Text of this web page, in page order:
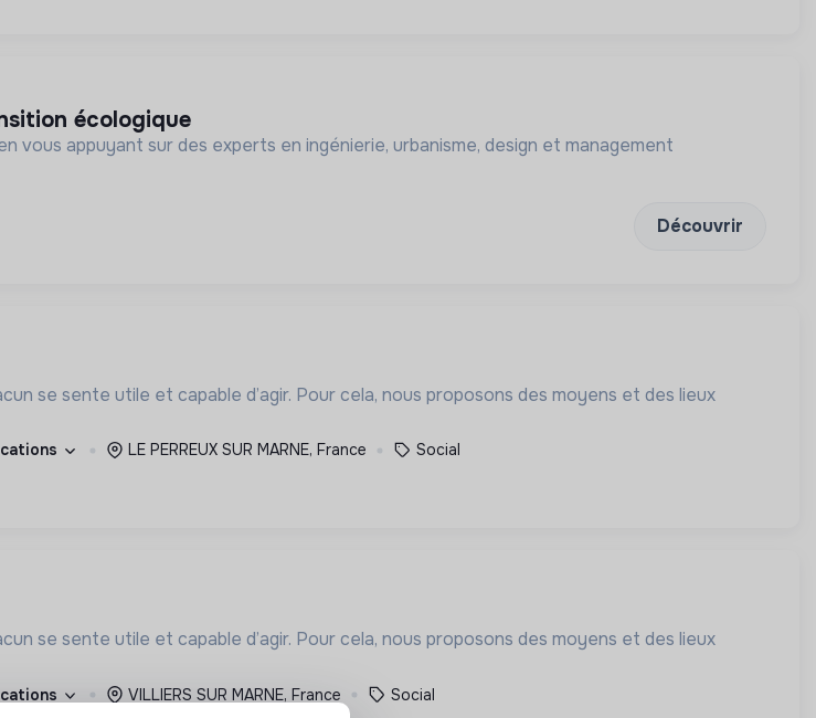
écologique
vous appuyant sur des experts en ingénierie, urbanisme, design et management
Découvrir
se sente utile et capable d’agir. Pour cela, nous proposons des moyens et des lieux
LE PERREUX SUR MARNE, France Social
se sente utile et capable d’agir. Pour cela, nous proposons des moyens et des lieux
VILLIERS SUR MARNE, France Social